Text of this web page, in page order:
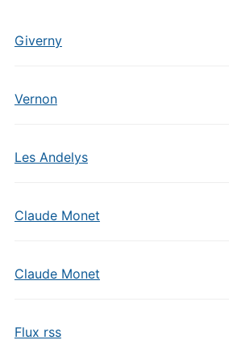
Giverny
Vernon
Les Andelys
Claude Monet
Claude Monet
Flux rss